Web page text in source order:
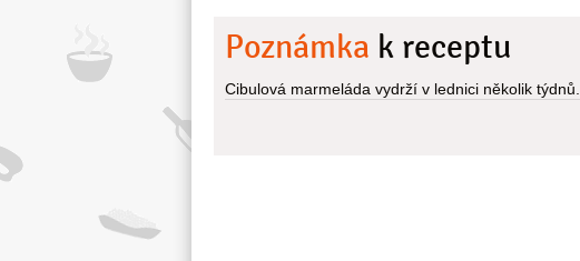
Poznámka k receptu
Cibulová marmeláda vydrží v lednici několik týdnů.